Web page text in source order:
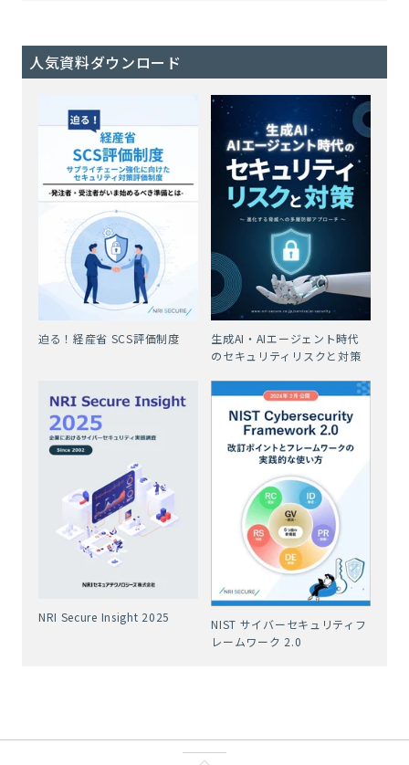
人気資料ダウンロード
迫る！経産省 SCS評価制度
生成AI・AIエージェント時代
のセキュリティリスクと対策
NRI Secure Insight 2025
NIST サイバーセキュリティフ
レームワーク 2.0